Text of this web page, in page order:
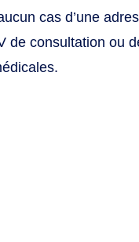
cas d’une
de consultation ou